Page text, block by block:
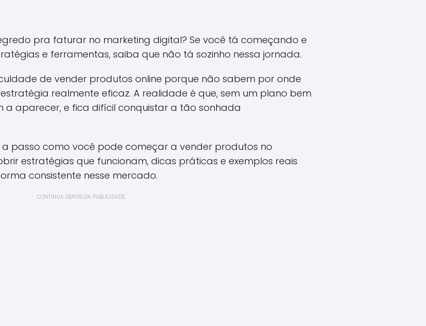
pra faturar no marketing digital? Se você tá começando e
e ferramentas, saiba que não tá sozinho nessa jornada.
de vender produtos online porque não sabem por onde
realmente eficaz. A realidade é que, sem um plano bem
a aparecer, e fica difícil conquistar a tão sonhada
a passo como você pode começar a vender produtos no
estratégias que funcionam, dicas práticas e exemplos reais
consistente nesse mercado.
CONTINUA DEPOIS DA PUBLICIDADE